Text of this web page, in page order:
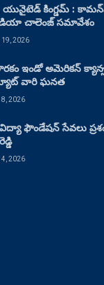
యునైటెడ్ కింగ్డమ్ :
చాలెంజ్ సమావేశం
19, 2026
ఇండో అమెరికన్
వారి ఘనత
8, 2026
ఫౌండేషన్ సేవలు
4, 2026